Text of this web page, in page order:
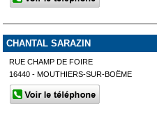
CHANTAL SARAZIN
RUE CHAMP DE FOIRE
16440 - MOUTHIERS-SUR-BOËME